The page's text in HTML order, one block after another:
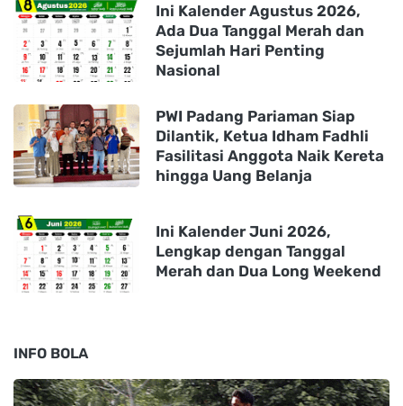
Ini Kalender Agustus 2026,
Ada Dua Tanggal Merah dan
Sejumlah Hari Penting
Nasional
PWI Padang Pariaman Siap
Dilantik, Ketua Idham Fadhli
Fasilitasi Anggota Naik Kereta
hingga Uang Belanja
Ini Kalender Juni 2026,
Lengkap dengan Tanggal
Merah dan Dua Long Weekend
INFO BOLA